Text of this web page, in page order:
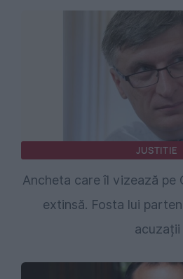
JUSTITIE
Ancheta care îl vizează pe
extinsă. Fosta lui
acuzații